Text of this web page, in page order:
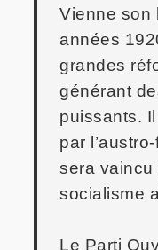
Vienne son
années
grandes
générant
puissants.
par
sera vaincu
socialisme
Le Parti